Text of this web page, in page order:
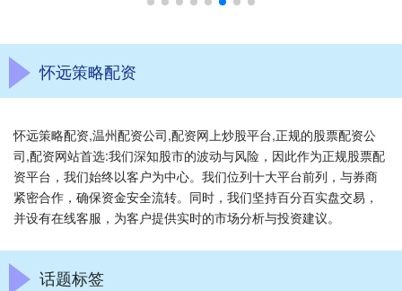
怀远策略配资
怀远策略配资,温州配资公司,配资网上炒股平台,正规的股票配资公
司,配资网站首选:我们深知股市的波动与风险，因此作为正规股票配
资平台，我们始终以客户为中心。我们位列十大平台前列，与券商
紧密合作，确保资金安全流转。同时，我们坚持百分百实盘交易，
并设有在线客服，为客户提供实时的市场分析与投资建议。
话题标签